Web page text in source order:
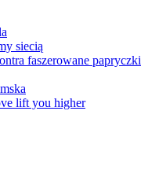
siecią
faszerowane papryczki
lift you higher